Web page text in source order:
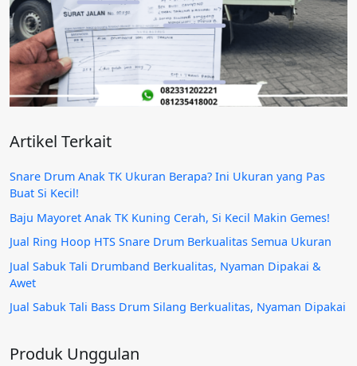
Artikel Terkait
Snare Drum Anak TK Ukuran Berapa? Ini Ukuran yang Pas
Buat Si Kecil!
Baju Mayoret Anak TK Kuning Cerah, Si Kecil Makin Gemes!
Jual Ring Hoop HTS Snare Drum Berkualitas Semua Ukuran
Jual Sabuk Tali Drumband Berkualitas, Nyaman Dipakai &
Awet
Jual Sabuk Tali Bass Drum Silang Berkualitas, Nyaman Dipakai
Produk Unggulan